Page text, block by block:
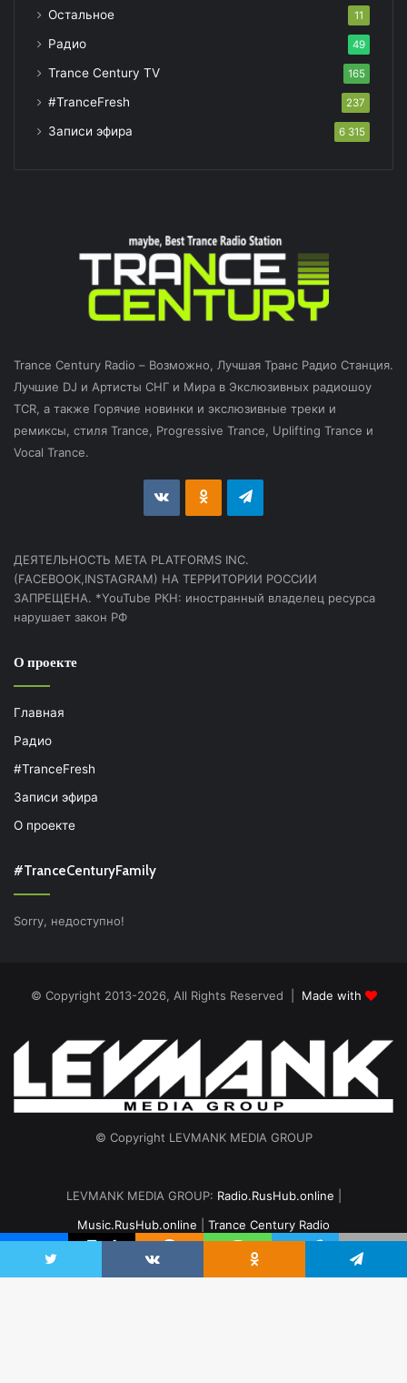
Остальное 11
Радио 49
Trance Century TV 165
#TranceFresh 237
Записи эфира 6 315
Trance Century Radio – Возможно, Лучшая Транс Радио Станция.
Лучшие DJ и Артисты СНГ и Мира в Экслюзивных радиошоу
TCR, а также Горячие новинки и экслюзивные треки и
ремиксы, стиля Trance, Progressive Trance, Uplifting Trance и
Vocal Trance.
vk.com Odnoklassniki
Telegram
ДЕЯТЕЛЬНОСТЬ МЕТА PLATFORMS INC.
(FACEBOOK,INSTAGRAM) НА ТЕРРИТОРИИ РОССИИ
ЗАПРЕЩЕНА. *YouTube РКН: иностранный владелец ресурса
нарушает закон РФ
О проекте
Главная
Радио
#TranceFresh
Записи эфира
О проекте
#TranceCenturyFamily
Sorry, недоступно!
© Copyright 2013-2026, All Rights Reserved | Made with
© Copyright LEVMANK MEDIA GROUP
LEVMANK MEDIA GROUP: Radio.RusHub.online
Music.RusHub.online
Trance Century Radio
Главная
#TranceFresh Записи эфира
О проекте
Twitter VKontakte Odnoklassniki Telegram